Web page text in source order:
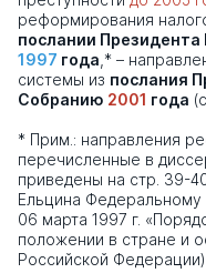
реформирования
послании
1997 года ,* –
системы из послания
Собранию 2001 года
* Прим.: направления
перечисленные в
приведены на стр. 39-
Ельцина
06 марта 1997 г.
положении в стране и
Российской